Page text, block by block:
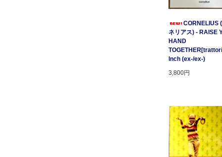
CORNELIUS
ネリアス) - RAISE
HAND
Inch (ex-/ex-)
3,800円